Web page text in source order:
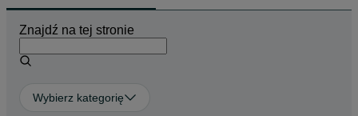
Znajdź na tej stronie
Wybierz kategorię